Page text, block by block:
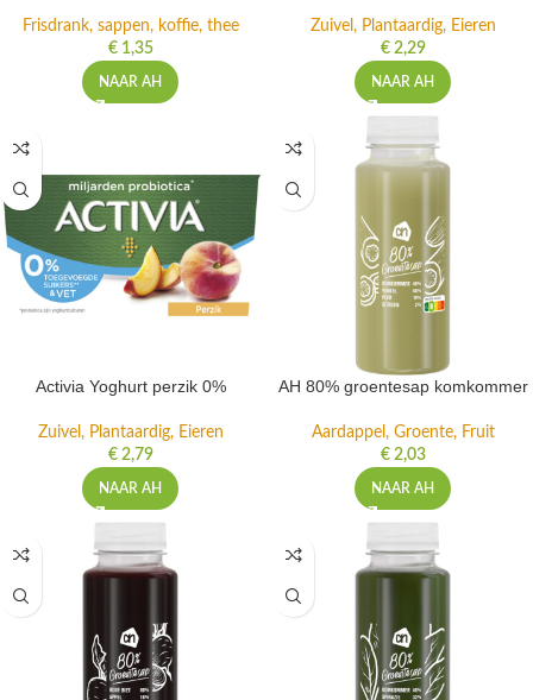
Frisdrank, sappen, koffie, thee
€1,35
NAAR AH
Zuivel, Plantaardig, Eieren
€2,29
NAAR AH
Activia Yoghurt perzik 0%
Zuivel, Plantaardig, Eieren
€2,79
NAAR AH
AH 80% groentesap komkommer
Aardappel, Groente, Fruit
€2,03
NAAR AH